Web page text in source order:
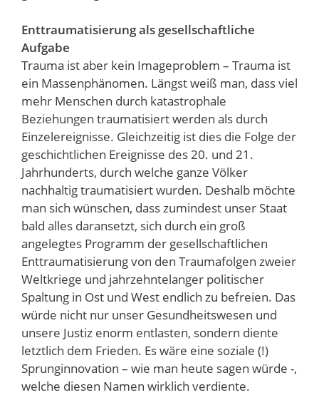
Enttraumatisierung als gesellschaftliche
Aufgabe
Trauma ist aber kein Imageproblem – Trauma ist
ein Massenphänomen. Längst weiß man, dass viel
mehr Menschen durch katastrophale
Beziehungen traumatisiert werden als durch
Einzelereignisse. Gleichzeitig ist dies die Folge der
geschichtlichen Ereignisse des 20. und 21.
Jahrhunderts, durch welche ganze Völker
nachhaltig traumatisiert wurden. Deshalb möchte
man sich wünschen, dass zumindest unser Staat
bald alles daransetzt, sich durch ein groß
angelegtes Programm der gesellschaftlichen
Enttraumatisierung von den Traumafolgen zweier
Weltkriege und jahrzehntelanger politischer
Spaltung in Ost und West endlich zu befreien. Das
würde nicht nur unser Gesundheitswesen und
unsere Justiz enorm entlasten, sondern diente
letztlich dem Frieden. Es wäre eine soziale (!)
Sprunginnovation – wie man heute sagen würde -,
welche diesen Namen wirklich verdiente.